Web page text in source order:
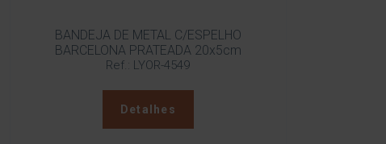
BANDEJA DE METAL C/ESPELHO
BARCELONA PRATEADA 20x5cm
Ref.: LYOR-4549
Detalhes